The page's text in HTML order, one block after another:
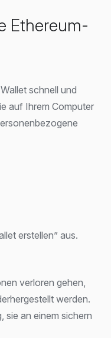
Ethereum-
schnell und
auf Ihrem Computer
erstellen” aus.
verloren gehen,
werden.
sie an einem sichern